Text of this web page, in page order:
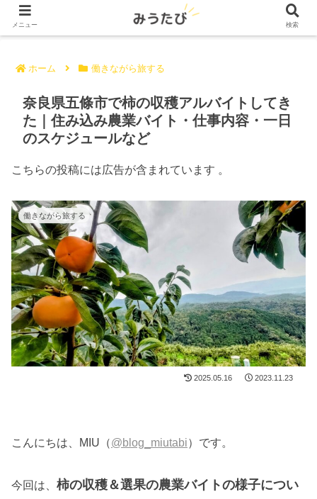
ホーム 働きながら旅する
奈良県五條市で柿の収穫アルバイトしてき
た｜住み込み農業バイト・仕事内容・一日
のスケジュールなど
こちらの投稿には広告が含まれています 。
働きながら旅する
2025.05.16 2023.11.23
こんにちは、MIU（@blog_miutabi）です。
今回は、 柿の収穫＆選果の農業バイトの様子につい
メニュー 検索